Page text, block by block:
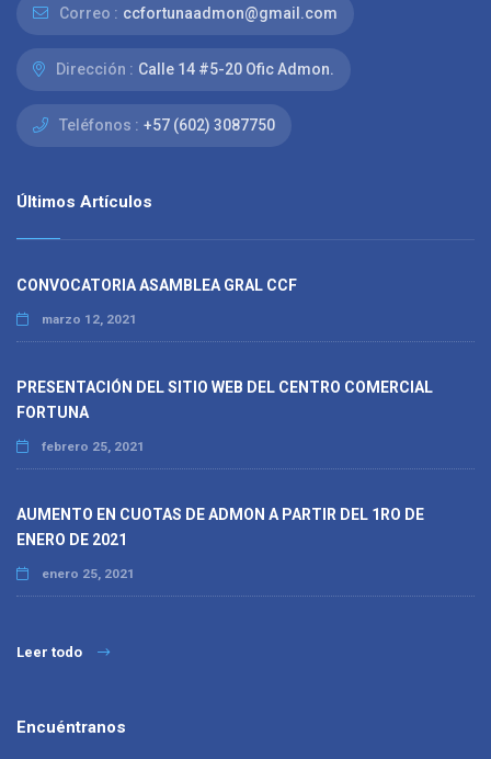
Correo : ccfortunaadmon@gmail.com
Dirección : Calle 14 #5-20 Ofic Admon.
Teléfonos : +57 (602) 3087750
Últimos Artículos
CONVOCATORIA ASAMBLEA GRAL CCF
marzo 12, 2021
PRESENTACIÓN DEL SITIO WEB DEL CENTRO COMERCIAL
FORTUNA
febrero 25, 2021
AUMENTO EN CUOTAS DE ADMON A PARTIR DEL 1RO DE
ENERO DE 2021
enero 25, 2021
Leer todo
Encuéntranos